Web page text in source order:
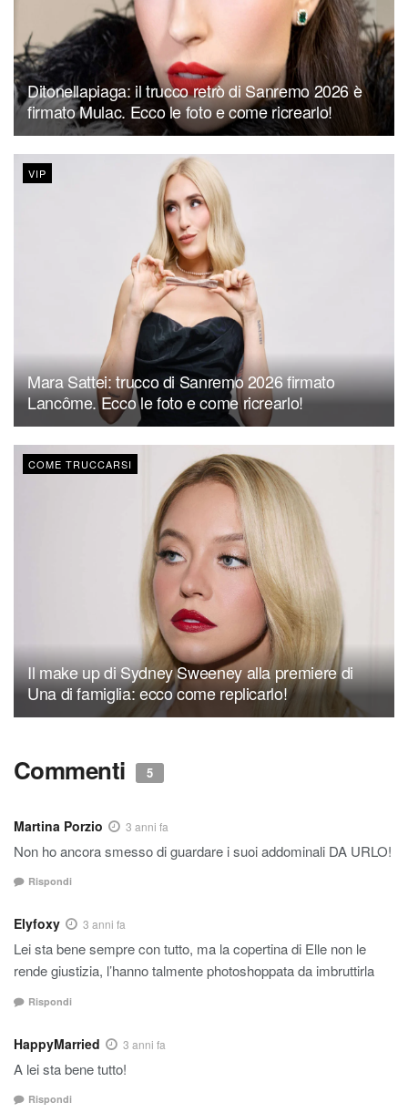
Ditonellapiaga: il trucco retrò di Sanremo 2026 è
firmato Mulac. Ecco le foto e come ricrearlo!
VIP
Mara Sattei: trucco di Sanremo 2026 firmato
Lancôme. Ecco le foto e come ricrearlo!
COME TRUCCARSI
Il make up di Sydney Sweeney alla premiere di
Una di famiglia: ecco come replicarlo!
Commenti 5
Martina Porzio 3 anni fa
Non ho ancora smesso di guardare i suoi addominali DA URLO!
Rispondi
Elyfoxy 3 anni fa
Lei sta bene sempre con tutto, ma la copertina di Elle non le
rende giustizia, l’hanno talmente photoshoppata da imbruttirla
Rispondi
HappyMarried 3 anni fa
A lei sta bene tutto!
Rispondi